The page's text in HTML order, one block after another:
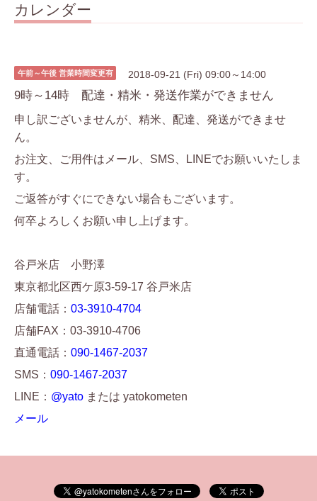
カレンダー
午前～午後 営業時間変更有 2018-09-21 (Fri) 09:00～14:00
9時～14時 配達・精米・発送作業ができません
申し訳ございませんが、精米、配達、発送ができませ
ん。
お注文、ご用件はメール、SMS、LINEでお願いいたしま
す。
ご返答がすぐにできない場合もございます。
何卒よろしくお願い申し上げます。
谷戸米店 小野澤
東京都北区西ケ原3-59-17 谷戸米店
店舗電話： 03-3910-4704
店舗FAX：03-3910-4706
直通電話： 090-1467-2037
SMS： 090-1467-2037
LINE： @yato または yatokometen
メール